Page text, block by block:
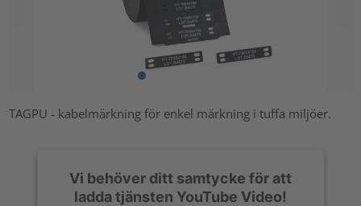
TAGPU - kabelmärkning för enkel märkning i tuffa miljöer.
Vi behöver ditt samtycke för att
ladda tjänsten YouTube Video!